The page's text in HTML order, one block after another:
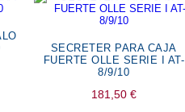
SECRETER PARA CAJA
FUERTE OLLE SERIE I AT-
8/9/10
181,50 €